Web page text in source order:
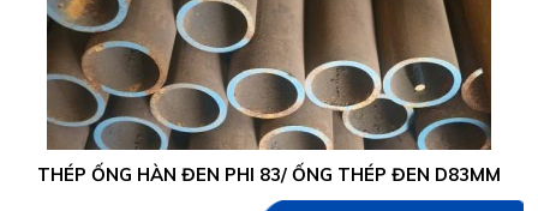
THÉP ỐNG HÀN ĐEN PHI 83/ ỐNG THÉP ĐEN D83MM